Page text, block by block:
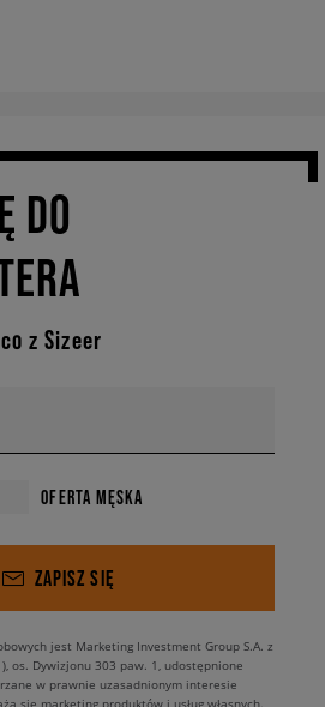
DO
z Sizeer
OFERTA MĘSKA
ZAPISZ SIĘ
jest Marketing Investment Group S.A. z
os. Dywizjonu 303 paw. 1, udostępnione
w prawnie uzasadnionym interesie